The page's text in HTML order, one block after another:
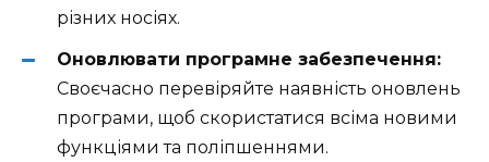
різних носіях.
Оновлювати програмне забезпечення:
Своєчасно перевіряйте наявність оновлень
програми, щоб скористатися всіма новими
функціями та поліпшеннями.